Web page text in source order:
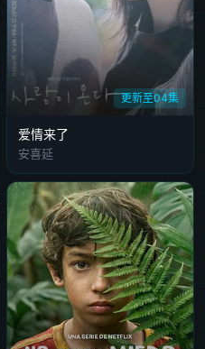
更新至04集
爱情来了
安喜延